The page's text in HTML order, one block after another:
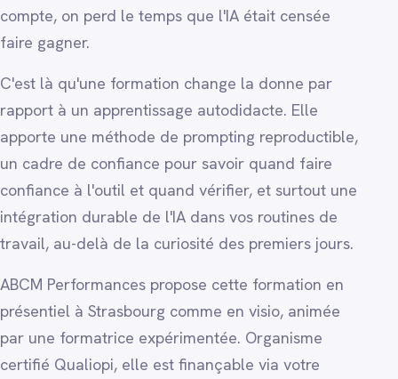
compte, on perd le temps que l'IA était censée
faire gagner.
C'est là qu'une formation change la donne par
rapport à un apprentissage autodidacte. Elle
apporte une méthode de prompting reproductible,
un cadre de confiance pour savoir quand faire
confiance à l'outil et quand vérifier, et surtout une
intégration durable de l'IA dans vos routines de
travail, au-delà de la curiosité des premiers jours.
ABCM Performances propose cette formation en
présentiel à Strasbourg comme en visio, animée
par une formatrice expérimentée. Organisme
certifié Qualiopi, elle est finançable via votre